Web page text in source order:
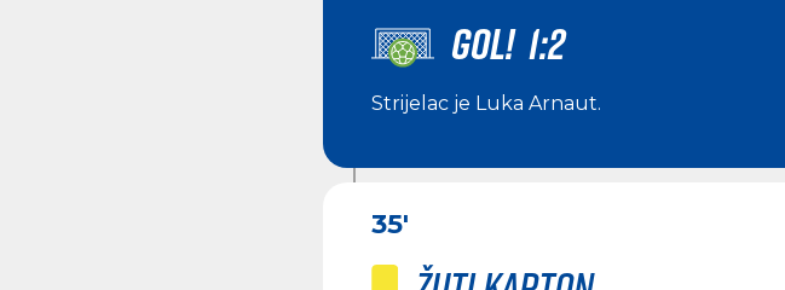
GOL! 1:2
Strijelac je Luka Arnaut.
35'